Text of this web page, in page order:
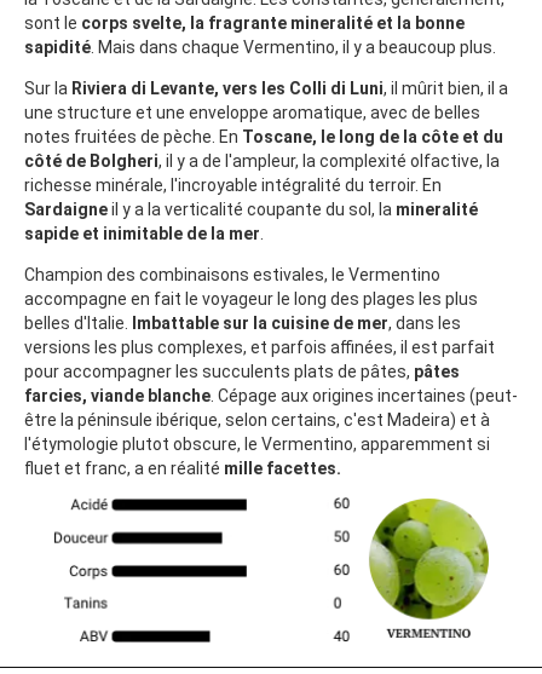
sont le corps svelte, la fragrante mineralité et la bonne
sapidité. Mais dans chaque Vermentino, il y a beaucoup plus.
Sur la Riviera di Levante, vers les Colli di Luni, il mûrit bien, il a
une structure et une enveloppe aromatique, avec de belles
notes fruitées de pèche. En Toscane, le long de la côte et du
côté de Bolgheri, il y a de l'ampleur, la complexité olfactive, la
richesse minérale, l'incroyable intégralité du terroir. En
Sardaigneil y a la verticalité coupante du sol, la mineralité
sapide et inimitable de la mer.
Champion des combinaisons estivales, le Vermentino
accompagne en fait le voyageur le long des plages les plus
belles d'Italie. Imbattable sur la cuisine de mer, dans les
versions les plus complexes, et parfois affinées, il est parfait
pour accompagner les succulents plats de pâtes, pâtes
farcies, viande blanche. Cépage aux origines incertaines (peut-
être la péninsule ibérique, selon certains, c'est Madeira) et à
l'étymologie plutot obscure, le Vermentino, apparemment si
fluet et franc, a en réalité mille facettes.